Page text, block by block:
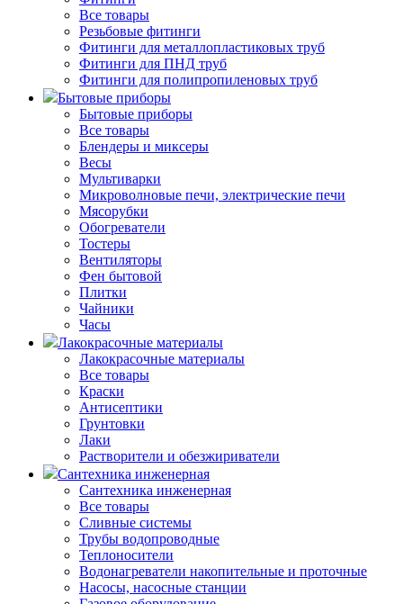
Все товары
Резьбовые фитинги
Фитинги для металлопластиковых труб
Фитинги для ПНД труб
Фитинги для полипропиленовых труб
Бытовые приборы
Бытовые приборы
Все товары
Блендеры и миксеры
Весы
Мультиварки
Микроволновые печи, электрические печи
Мясорубки
Обогреватели
Тостеры
Вентиляторы
Фен бытовой
Плитки
Чайники
Часы
Лакокрасочные материалы
Лакокрасочные материалы
Все товары
Краски
Антисептики
Грунтовки
Лаки
Растворители и обезжириватели
Сантехника инженерная
Сантехника инженерная
Все товары
Сливные системы
Трубы водопроводные
Теплоносители
Водонагреватели накопительные и проточные
Насосы, насосные станции